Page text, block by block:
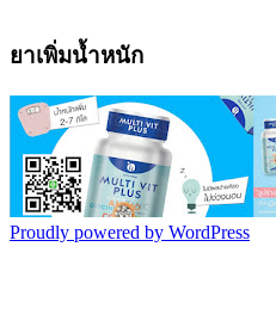
ยาเพิ่มน้ำหนัก
Proudly powered by WordPress